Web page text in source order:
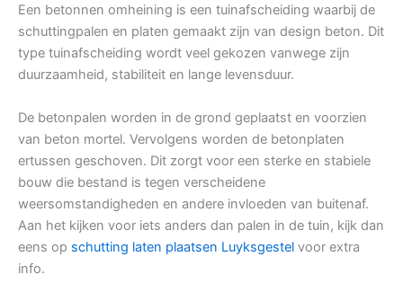
Een betonnen omheining is een tuinafscheiding waarbij de
schuttingpalen en platen gemaakt zijn van design beton. Dit
type tuinafscheiding wordt veel gekozen vanwege zijn
duurzaamheid, stabiliteit en lange levensduur.
De betonpalen worden in de grond geplaatst en voorzien
van beton mortel. Vervolgens worden de betonplaten
ertussen geschoven. Dit zorgt voor een sterke en stabiele
bouw die bestand is tegen verscheidene
weersomstandigheden en andere invloeden van buitenaf.
Aan het kijken voor iets anders dan palen in de tuin, kijk dan
eens op schutting laten plaatsen Luyksgestel voor extra
info.